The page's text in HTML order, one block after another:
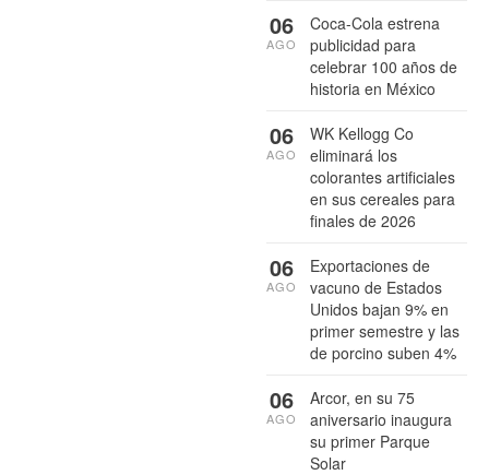
Coca-Cola estrena
publicidad para
celebrar 100 años de
historia en México
06
AGO
WK Kellogg Co
eliminará los
colorantes artificiales
en sus cereales para
finales de 2026
06
AGO
Exportaciones de
vacuno de Estados
Unidos bajan 9% en
primer semestre y las
de porcino suben 4%
06
AGO
Arcor, en su 75
aniversario inaugura
su primer Parque
Solar
06
AGO